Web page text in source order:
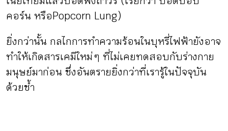
คอร์น หรือ Popcorn Lung)
ยิ่งกว่านั้น กลไกการทำความร้อนในบุหรี่ไฟฟ้ายังอาจ
ทำให้เกิดสารเคมีใหม่ ๆ ที่ไม่เคยทดสอบกับร่างกาย
มนุษย์มาก่อน ซึ่งอันตรายยิ่งกว่าที่เรารู้ในปัจจุบัน
ด้วยซ้ำ